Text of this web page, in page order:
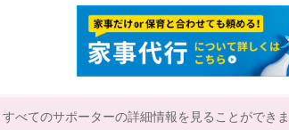
べてのサポーターの詳細情報を見ることができ